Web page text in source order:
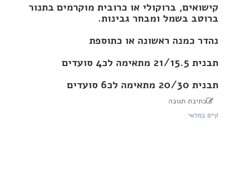
קישואים, ברוקולי או כרובית מוקרמים בתנור
ברוטב בשמל ומבחר גבינות.
נהדר כמנה ראשונה או כתוספת
תבנית 21/15.5 מתאימה לכ4 סועדים
תבנית 20/30 מתאימה לכ6 סועדים
כתיבת תגובה
קיים במלאי